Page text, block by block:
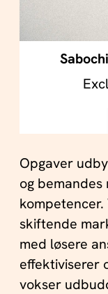
Opgaver
og
skiftende
med løsere
effektiviserer
vokser